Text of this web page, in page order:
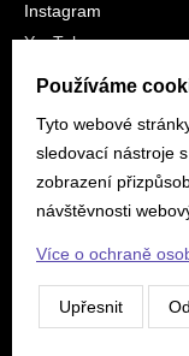
Instagram
YouTube
LinkedIn
stránek
Používáme
Tyto webové
sledovací nástroje
zobrazení
návštěvnosti
Více o ochraně
Upřesnit